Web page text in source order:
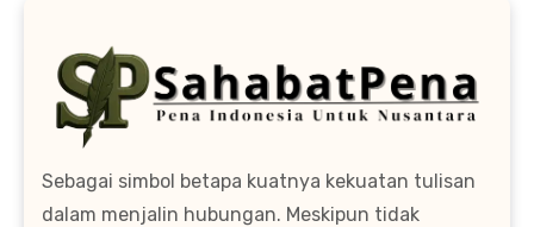
Sebagai simbol betapa kuatnya kekuatan tulisan
dalam menjalin hubungan. Meskipun tidak